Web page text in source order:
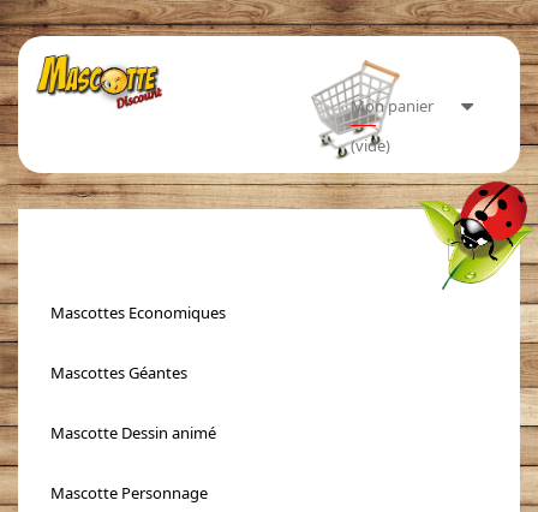
Toggle
Mon panier
(vide)
Mascottes Economiques
Mascottes Géantes
Mascotte Dessin animé
Mascotte Personnage